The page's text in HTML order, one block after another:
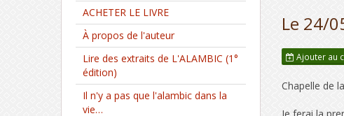
Le 24/
Ajouter au
Chapelle de
ACHETER LE LIVRE
À propos de l'auteur
Lire des extraits de L'ALAMBIC (1°
édition)
Il n'y a pas que l'alambic dans la
vie…